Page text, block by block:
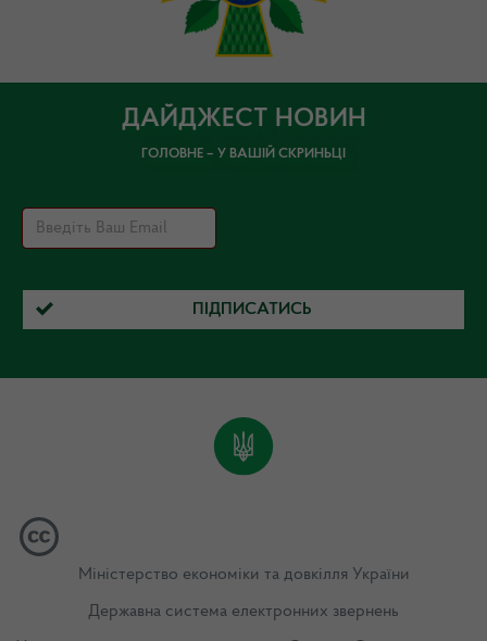
ДАЙДЖЕСТ НОВИН
ГОЛОВНЕ – У ВАШІЙ СКРИНЬЦІ
ПІДПИСАТИСЬ
Міністерство економіки та довкілля України
Державна система електронних звернень